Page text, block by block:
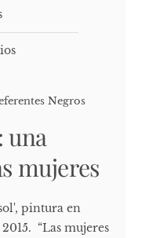
Negros
una
mujeres
pintura en
“Las mujeres